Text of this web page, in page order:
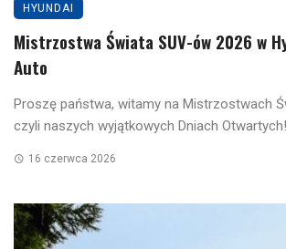
HYUNDAI
Mistrzostwa Świata SUV-ów 2026 w
Auto
Proszę państwa, witamy na Mistrzostwach
czyli naszych wyjątkowych Dniach
16 czerwca 2026